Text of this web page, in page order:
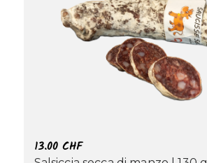
13.00 CHF